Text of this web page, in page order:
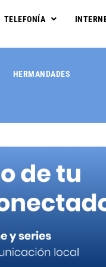
TELEFONÍA
HERMANDADES